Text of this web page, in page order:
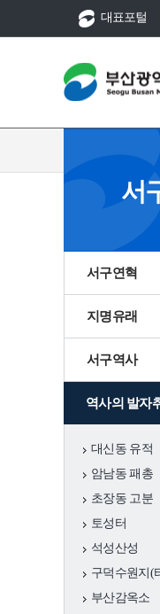
대표포털
서구역사
서구연혁
서구역사
역사의 발자취
어제와 오늘
서구
문화
서
서구연혁
지명유래
서구역사
역사의 발자
대신동 유적
암남동 패총
초장동 고분
토성터
석성산성
구덕수원지(
부산감옥소